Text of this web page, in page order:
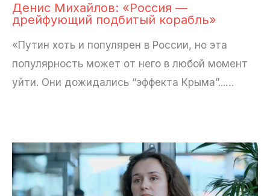
Денис Михайлов: «Россия —
дрейфующий подбитый корабль»
«Путин хоть и популярен в России, но эта
популярность может от него в любой момент
уйти. Они дожидались “эффекта Крыма”...…